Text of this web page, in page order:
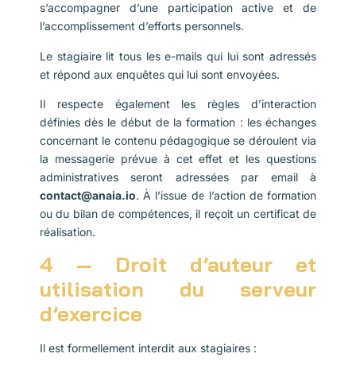
s’accompagner d’une participation active et de
l’accomplissement d’efforts personnels.
Le stagiaire lit tous les e-mails qui lui sont adressés
et répond aux enquêtes qui lui sont envoyées.
Il respecte également les règles d’interaction
définies dès le début de la formation : les échanges
concernant le contenu pédagogique se déroulent via
la messagerie prévue à cet effet et les questions
administratives seront adressées par email à
contact@anaia.io. À l’issue de l’action de formation
ou du bilan de compétences, il reçoit un certificat de
réalisation.
4 — Droit d’auteur et
utilisation du serveur
d’exercice
Il est formellement interdit aux stagiaires :